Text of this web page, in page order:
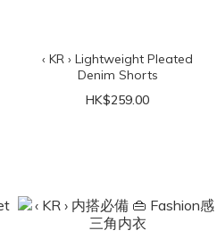
‹ KR › Lightweight Pleated
Denim Shorts
HK$259.00